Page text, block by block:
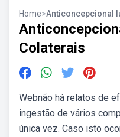
Home>Anticoncepcional
Colaterais
Webnão há relatos de
ingestão de vários
única vez. Caso isto